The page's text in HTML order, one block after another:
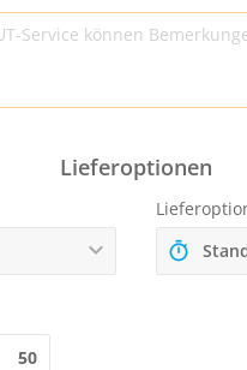
Lieferoptionen